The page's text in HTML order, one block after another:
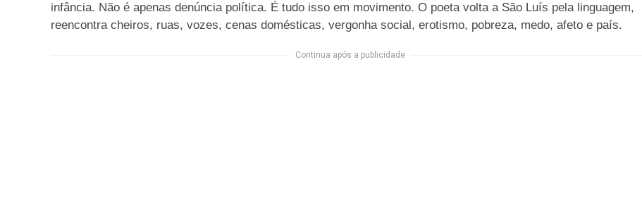
infância. Não é apenas denúncia política. É tudo isso em movimento. O poeta volta a São Luís pela linguagem,
reencontra cheiros, ruas, vozes, cenas domésticas, vergonha social, erotismo, pobreza, medo, afeto e país.
Continua após a publicidade